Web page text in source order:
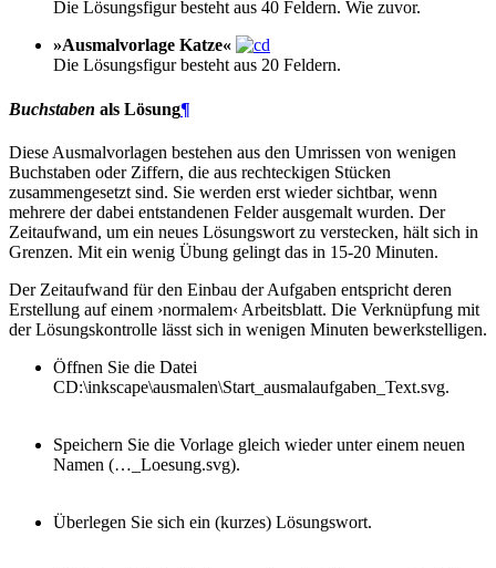
Die Lösungsfigur besteht aus 40 Feldern. Wie zuvor.
»Ausmalvorlage Katze«
Die Lösungsfigur besteht aus 20 Feldern.
Buchstaben als Lösung¶
Diese Ausmalvorlagen bestehen aus den Umrissen von wenigen
Buchstaben oder Ziffern, die aus rechteckigen Stücken
zusammengesetzt sind. Sie werden erst wieder sichtbar, wenn
mehrere der dabei entstandenen Felder ausgemalt wurden. Der
Zeitaufwand, um ein neues Lösungswort zu verstecken, hält sich in
Grenzen. Mit ein wenig Übung gelingt das in 15-20 Minuten.
Der Zeitaufwand für den Einbau der Aufgaben entspricht deren
Erstellung auf einem ›normalem‹ Arbeitsblatt. Die Verknüpfung mit
der Lösungskontrolle lässt sich in wenigen Minuten bewerkstelligen.
Öffnen Sie die Datei
CD:\inkscape\ausmalen\Start_ausmalaufgaben_Text.svg.
Speichern Sie die Vorlage gleich wieder unter einem neuen
Namen (…_Loesung.svg).
Überlegen Sie sich ein (kurzes) Lösungswort.